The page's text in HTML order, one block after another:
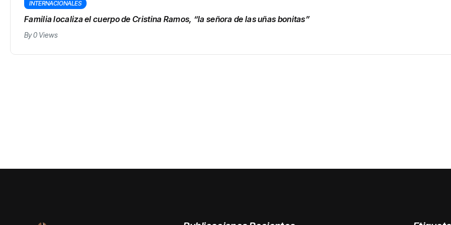
INTERNACIONALES
Familia localiza el cuerpo de Cristina Ramos, “la señora de las uñas bonitas”
By0 Views